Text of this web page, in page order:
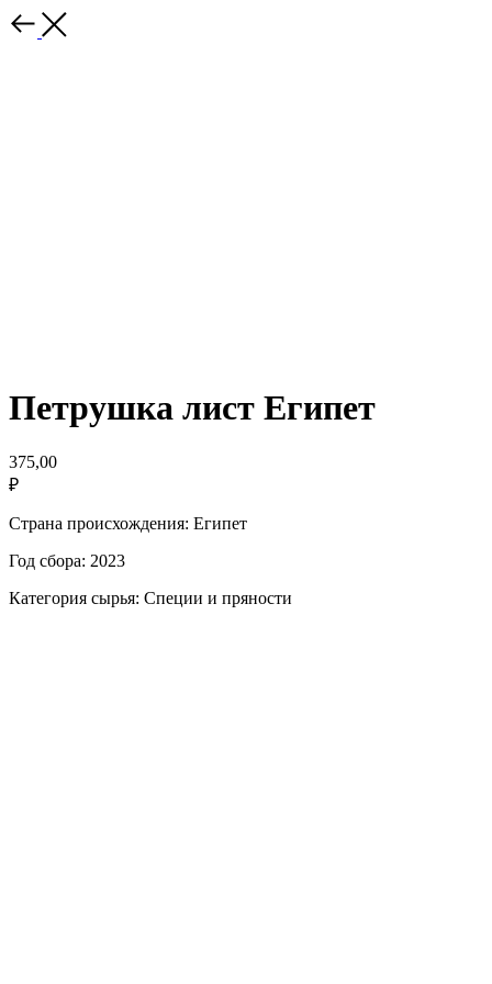
Петрушка лист Египет
375,00
₽
Страна происхождения: Египет
Год сбора: 2023
Категория сырья: Специи и пряности